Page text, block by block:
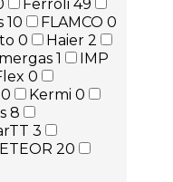
Ferroli 49
10 FLAMCO 0
0 Haier 2
1
IMP
0
0 Kermi 0
8
3
20